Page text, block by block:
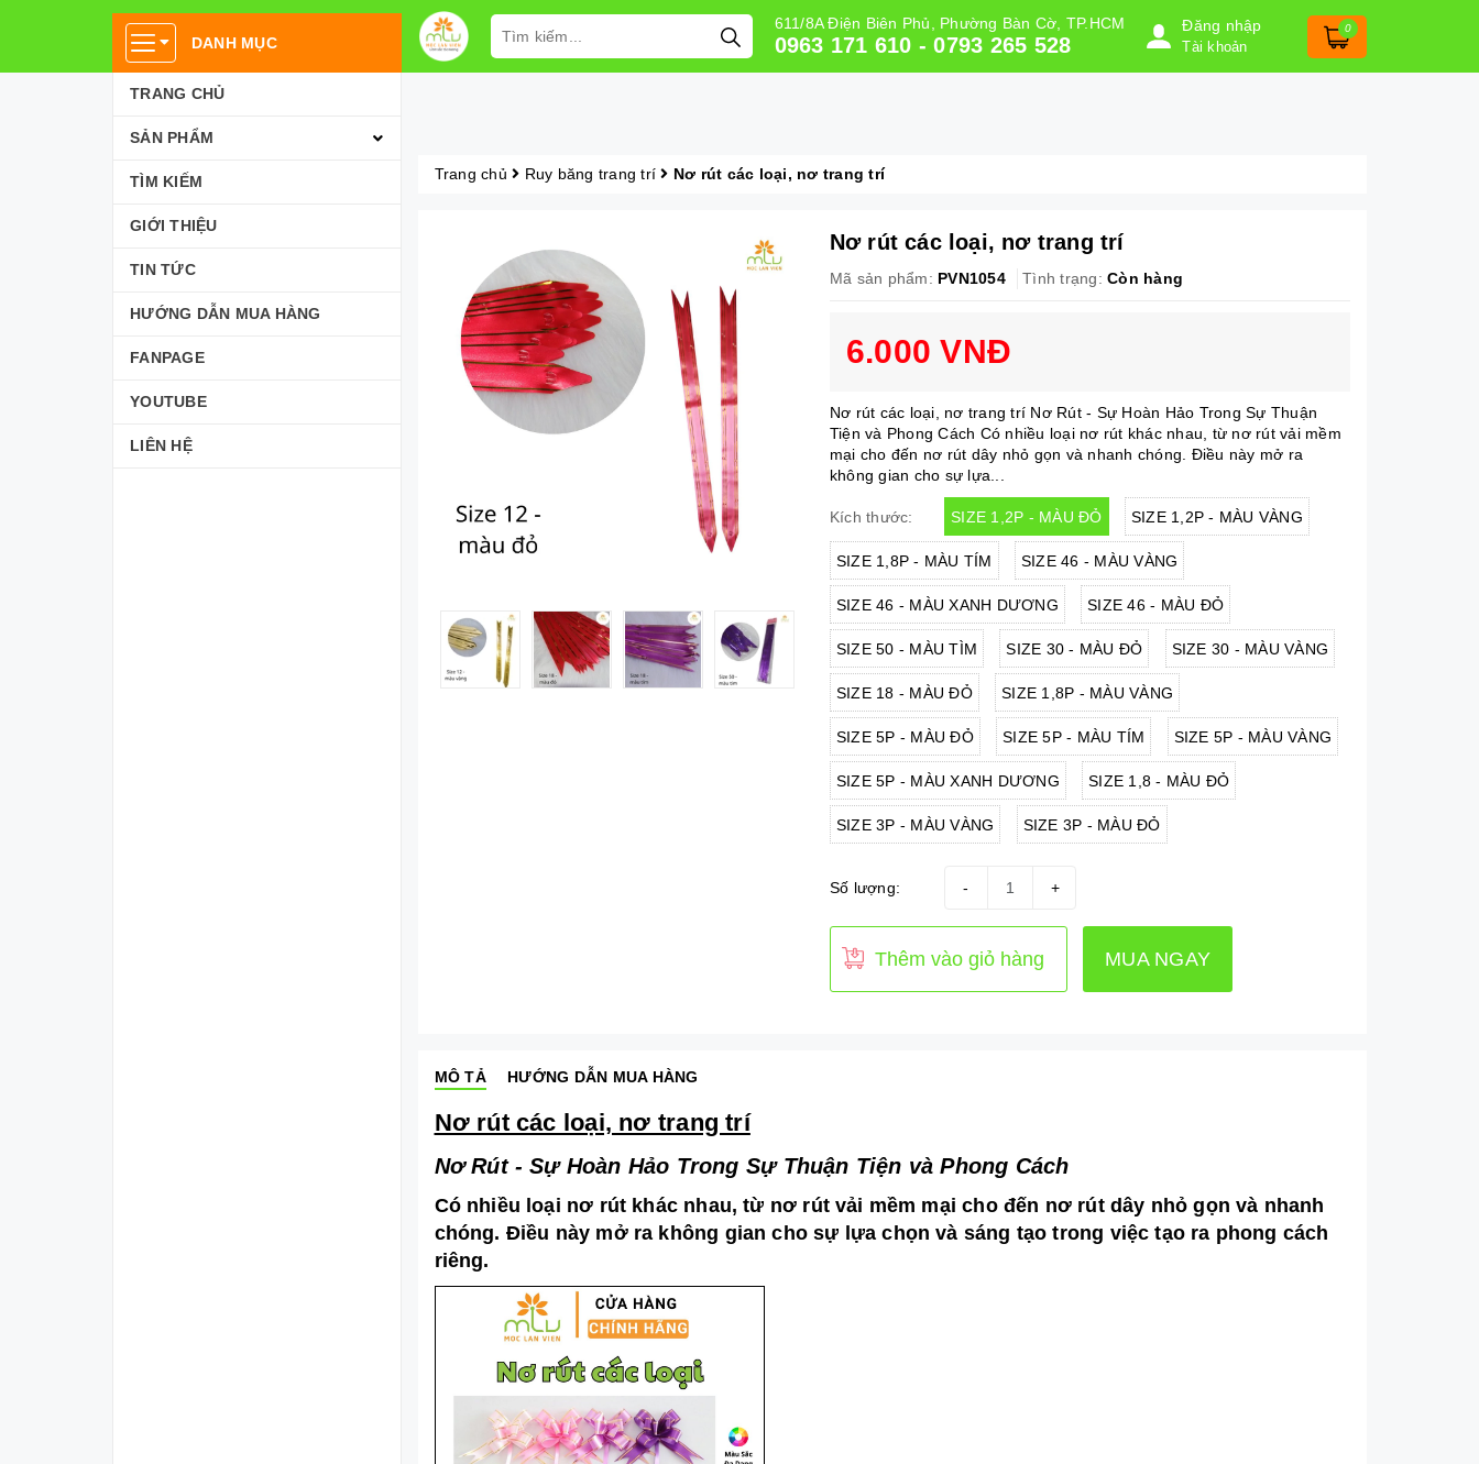
DANH MỤC
TRANG CHỦ
SẢN PHẨM
TÌM KIẾM
GIỚI THIỆU
TIN TỨC
HƯỚNG DẪN MUA HÀNG
FANPAGE
YOUTUBE
LIÊN HỆ
611/8A Điện Biên Phủ, Phường Bàn Cờ, TP.HCM
0963 171 610 - 0793 265 528
Đăng nhập
Tài khoản
0
Trang chủ Ruy băng trang trí Nơ rút các loại, nơ trang trí
Nơ rút các loại, nơ trang trí
Mã sản phẩm: PVN1054 Tình trạng: Còn hàng
6.000 VNĐ
Nơ rút các loại, nơ trang trí Nơ Rút - Sự Hoàn Hảo Trong Sự Thuận
Tiện và Phong Cách Có nhiều loại nơ rút khác nhau, từ nơ rút vải mềm
mại cho đến nơ rút dây nhỏ gọn và nhanh chóng. Điều này mở ra
không gian cho sự lựa...
Kích thước: SIZE 1,2P - MÀU ĐỎ SIZE 1,2P - MÀU VÀNG
SIZE 1,8P - MÀU TÍM SIZE 46 - MÀU VÀNG
SIZE 46 - MÀU XANH DƯƠNG SIZE 46 - MÀU ĐỎ
SIZE 50 - MÀU TÌM SIZE 30 - MÀU ĐỎ SIZE 30 - MÀU VÀNG
SIZE 18 - MÀU ĐỎ SIZE 1,8P - MÀU VÀNG
SIZE 5P - MÀU ĐỎ SIZE 5P - MÀU TÍM SIZE 5P - MÀU VÀNG
SIZE 5P - MÀU XANH DƯƠNG SIZE 1,8 - MÀU ĐỎ
SIZE 3P - MÀU VÀNG SIZE 3P - MÀU ĐỎ
Số lượng: +
-
Thêm vào giỏ hàng MUA NGAY
MÔ TẢ HƯỚNG DẪN MUA HÀNG
Nơ rút các loại, nơ trang trí
Nơ Rút - Sự Hoàn Hảo Trong Sự Thuận Tiện và Phong Cách
Có nhiều loại nơ rút khác nhau, từ nơ rút vải mềm mại cho đến nơ rút dây nhỏ gọn và nhanh
chóng. Điều này mở ra không gian cho sự lựa chọn và sáng tạo trong việc tạo ra phong cách
riêng.